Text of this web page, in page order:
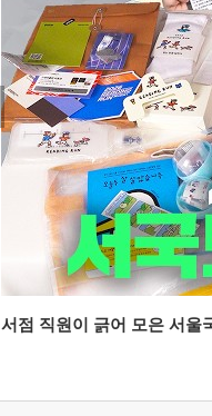
서점 직원이 긁어 모은 서울